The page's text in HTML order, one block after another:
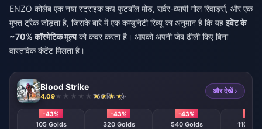
ENZO कोलैब एक नया स्ट्राइक कप फुटबॉल मोड, सर्वर-व्यापी गोल रिवार्ड्स, और एक
मुफ्त ट्रैक जोड़ता है, जिसके बारे में एक कम्युनिटी रिव्यू का अनुमान है कि यहइवेंट के
~70% कॉस्मेटिक मूल्यको कवर करता है। आपको अपनी जेब ढीली किए बिना
वास्तविक कंटेंट मिलता है।
Blood Strike
4.09 766 बिक चुके
और देखें ›
-43%
105 Golds
-43%
320 Golds
-43%
540 Golds 1100